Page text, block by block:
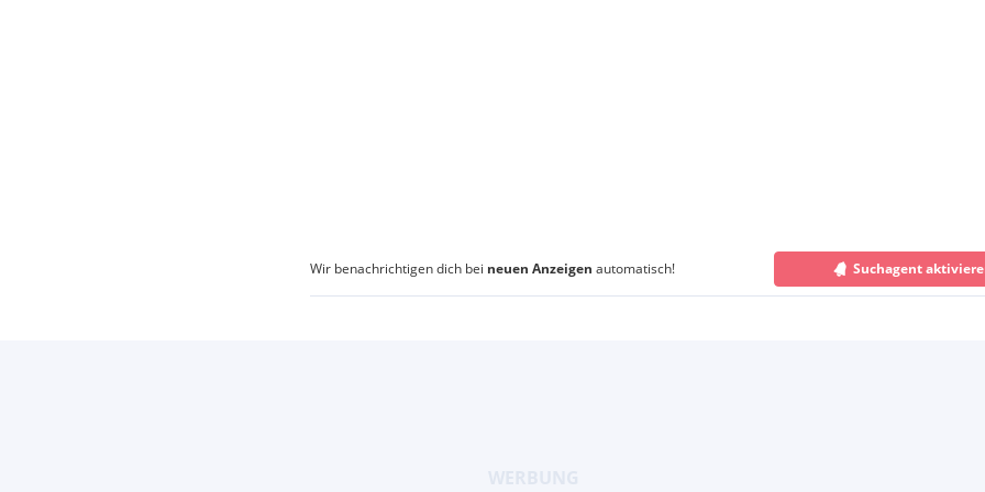
Wir benachrichtigen dich bei neuen Anzeigen automatisch! Suchagent